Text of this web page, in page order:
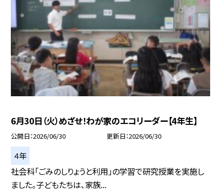
6月30日（火）めざせ！わが家のエコリーダー【4年生】
公開日 2026/06/30 更新日 2026/06/30
４年
社会科「ごみのしりょうと利用」の学習で研究授業を実施し
ました。子どもたちは、家族...